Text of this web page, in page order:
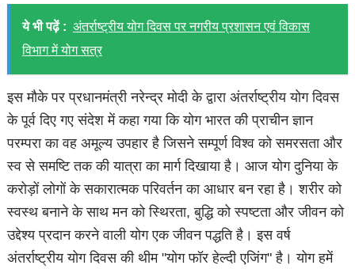
ये भी पढ़ें : अंतर्राष्ट्रीय योग दिवस पर नगरीय प्रशासन एवं विकास
विभाग में योग सत्र
इस मौके पर प्रधानमंत्री नरेन्द्र मोदी के द्वारा अंतर्राष्ट्रीय योग दिवस
के पूर्व दिए गए संदेश में कहा गया कि योग भारत की प्राचीन ज्ञान
परम्परा का वह अमूल्य उपहार है जिसने सम्पूर्ण विश्व को समरसता और
स्व से समष्टि तक की यात्रा का मार्ग दिखाया है। आज योग दुनिया के
करोड़ों लोगों के सकारात्मक परिवर्तन का आधार बन रहा है। शरीर को
स्वस्थ बनाने के साथ मन को स्थिरता, बुद्धि को स्पष्टता और जीवन को
उद्देश्य प्रदान करने वाली योग एक जीवन पद्धति है। इस वर्ष
अंतर्राष्ट्रीय योग दिवस की थीम "योग फॉर हेल्दी एजिंग" है। योग हमें